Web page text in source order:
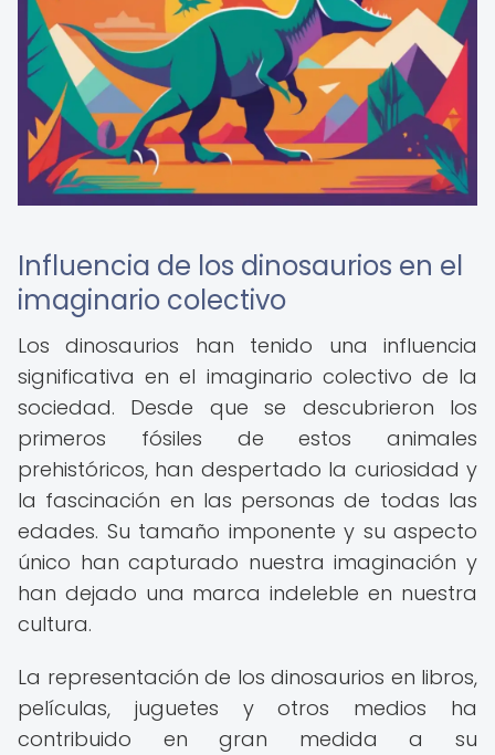
Influencia de los dinosaurios en el
imaginario colectivo
Los dinosaurios han tenido una influencia
significativa en el imaginario colectivo de la
sociedad. Desde que se descubrieron los
primeros fósiles de estos animales
prehistóricos, han despertado la curiosidad y
la fascinación en las personas de todas las
edades. Su tamaño imponente y su aspecto
único han capturado nuestra imaginación y
han dejado una marca indeleble en nuestra
cultura.
La representación de los dinosaurios en libros,
películas, juguetes y otros medios ha
contribuido en gran medida a su